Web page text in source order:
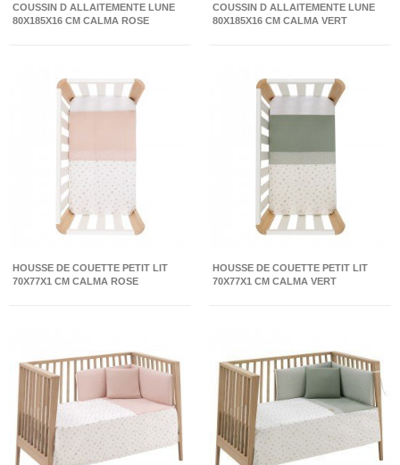
COUSSIN D ALLAITEMENTE LUNE
80X185X16 CM CALMA ROSE
COUSSIN D ALLAITEMENTE LUNE
80X185X16 CM CALMA VERT
HOUSSE DE COUETTE PETIT LIT
70X77X1 CM CALMA ROSE
HOUSSE DE COUETTE PETIT LIT
70X77X1 CM CALMA VERT